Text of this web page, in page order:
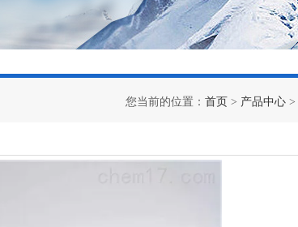
您当前的位置： 首页 > 产品中心 >